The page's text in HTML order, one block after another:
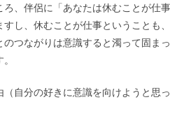
、伴侶に「あなたは休むことが仕
すし、休むことが仕事ということも
のつながりは意識すると濁って固ま
自分の好きに意識を向けようと思っ